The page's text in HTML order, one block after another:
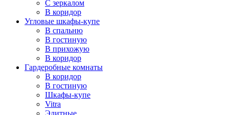
С зеркалом
В коридор
Угловые шкафы-купе
В спальню
В гостиную
В прихожую
В коридор
Гардеробные комнаты
В коридор
В гостиную
Шкафы-купе
Vitra
Элитные